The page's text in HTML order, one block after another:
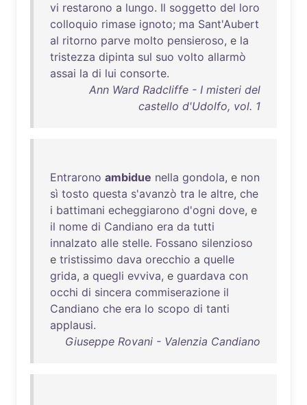
vi restarono a lungo. Il soggetto del loro
colloquio rimase ignoto; ma Sant'Aubert
al ritorno parve molto pensieroso, e la
tristezza dipinta sul suo volto allarmò
assai la di lui consorte.
Ann Ward Radcliffe - I misteri del
castello d'Udolfo, vol. 1
Entrarono ambidue nella gondola, e non
sì tosto questa s'avanzò tra le altre, che
i battimani echeggiarono d'ogni dove, e
il nome di Candiano era da tutti
innalzato alle stelle. Fossano silenzioso
e tristissimo dava orecchio a quelle
grida, a quegli evviva, e guardava con
occhi di sincera commiserazione il
Candiano che era lo scopo di tanti
applausi.
Giuseppe Rovani - Valenzia Candiano